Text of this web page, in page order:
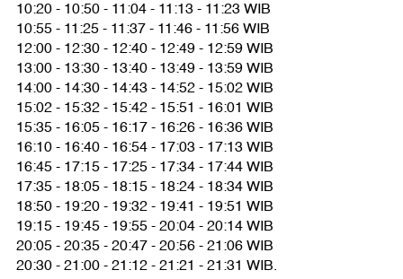
10:20 - 10:50 - 11:04 - 11:13 - 11:23 WIB
10:55 - 11:25 - 11:37 - 11:46 - 11:56 WIB
12:00 - 12:30 - 12:40 - 12:49 - 12:59 WIB
13:00 - 13:30 - 13:40 - 13:49 - 13:59 WIB
14:00 - 14:30 - 14:43 - 14:52 - 15:02 WIB
15:02 - 15:32 - 15:42 - 15:51 - 16:01 WIB
15:35 - 16:05 - 16:17 - 16:26 - 16:36 WIB
16:10 - 16:40 - 16:54 - 17:03 - 17:13 WIB
16:45 - 17:15 - 17:25 - 17:34 - 17:44 WIB
17:35 - 18:05 - 18:15 - 18:24 - 18:34 WIB
18:50 - 19:20 - 19:32 - 19:41 - 19:51 WIB
19:15 - 19:45 - 19:55 - 20:04 - 20:14 WIB
20:05 - 20:35 - 20:47 - 20:56 - 21:06 WIB
20:30 - 21:00 - 21:12 - 21:21 - 21:31 WIB.